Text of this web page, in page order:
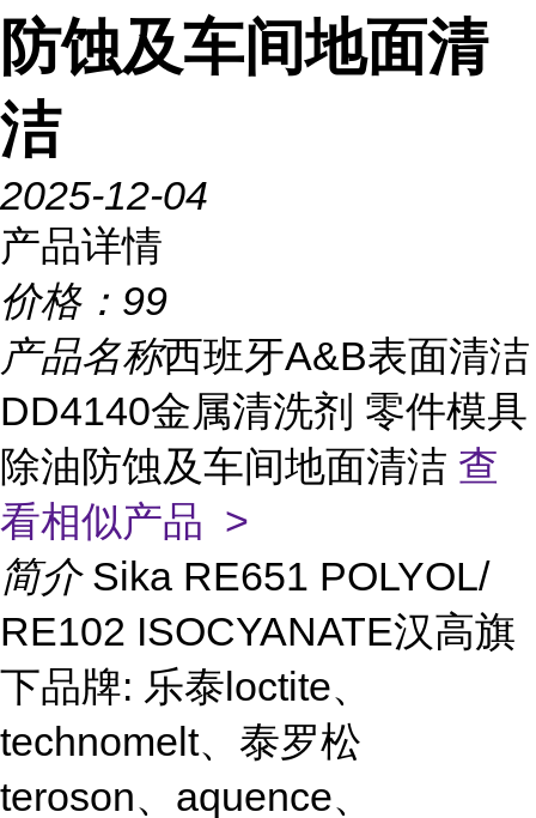
防蚀及车间地面清
洁
2025-12-04
产品详情
价格： 99
产品名称西班牙A&B表面清洁
DD4140金属清洗剂 零件模具
除油防蚀及车间地面清洁 查
看相似产品 >
简介 Sika RE651 POLYOL/
RE102 ISOCYANATE汉高旗
下品牌: 乐泰loctite、
technomelt、泰罗松
teroson、aquence、